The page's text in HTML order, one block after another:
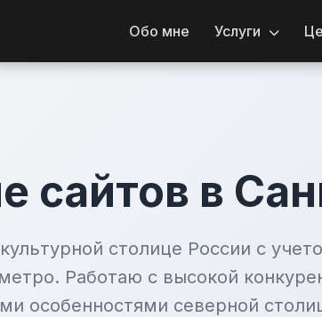
Обо мне Услуги
сайтов в
столице России с
Работаю с высокой
особенностями северной